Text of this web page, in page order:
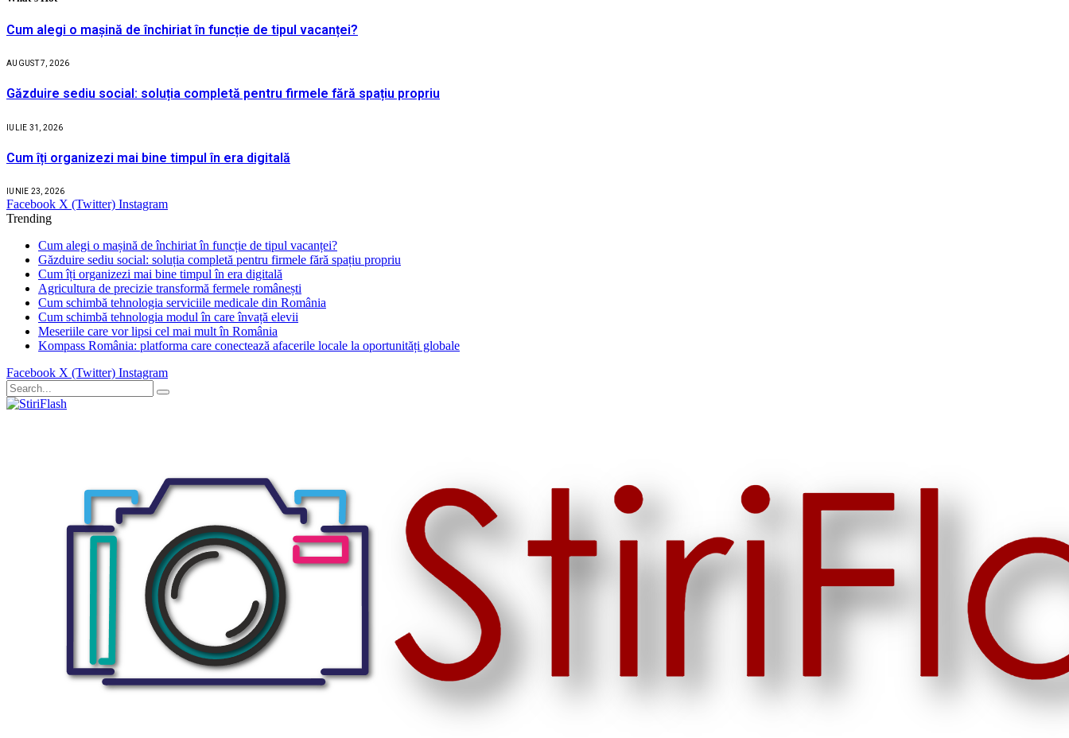
Cum alegi o mașină de închiriat în funcție de tipul vacanței?
AUGUST 7, 2026
Găzduire sediu social: soluția completă pentru firmele fără spațiu propriu
IULIE 31, 2026
Cum îți organizezi mai bine timpul în era digitală
IUNIE 23, 2026
Facebook X (Twitter) Instagram
Trending
Cum alegi o mașină de închiriat în funcție de tipul vacanței?
Găzduire sediu social: soluția completă pentru firmele fără spațiu propriu
Cum îți organizezi mai bine timpul în era digitală
Agricultura de precizie transformă fermele românești
Cum schimbă tehnologia serviciile medicale din România
Cum schimbă tehnologia modul în care învață elevii
Meseriile care vor lipsi cel mai mult în România
Kompass România: platforma care conectează afacerile locale la oportunități globale
Facebook X (Twitter) Instagram